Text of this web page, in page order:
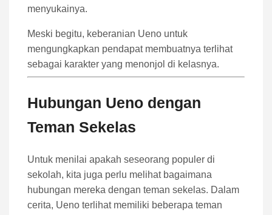
menyukainya.
Meski begitu, keberanian Ueno untuk
mengungkapkan pendapat membuatnya terlihat
sebagai karakter yang menonjol di kelasnya.
Hubungan Ueno dengan
Teman Sekelas
Untuk menilai apakah seseorang populer di
sekolah, kita juga perlu melihat bagaimana
hubungan mereka dengan teman sekelas. Dalam
cerita, Ueno terlihat memiliki beberapa teman